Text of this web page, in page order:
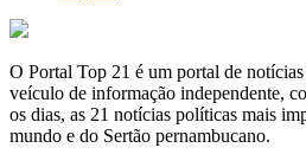
O Portal Top 21 é um portal de
veículo de informação independente,
os dias, as 21 notícias políticas mais
mundo e do Sertão pernambucano.